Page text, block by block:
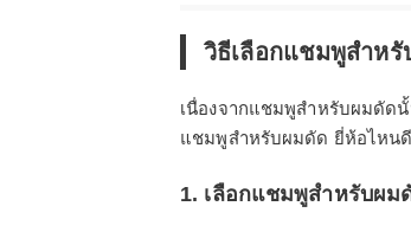
วิธีเลือกแชมพูสำห
เนื่องจากแชมพูสำหรับผมดัด
แชมพูสำหรับผมดัด ยี่ห้อไหน
1. เลือกแชมพูสำหรับผ